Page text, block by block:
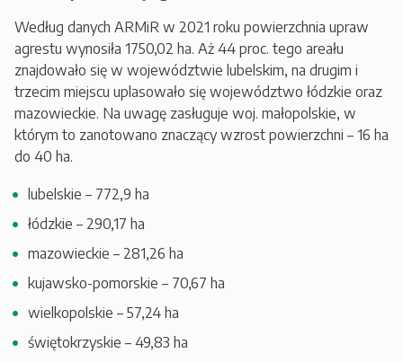
Według danych ARMiR w 2021 roku powierzchnia upraw
agrestu wynosiła 1750,02 ha. Aż 44 proc. tego areału
znajdowało się w województwie lubelskim, na drugim i
trzecim miejscu uplasowało się województwo łódzkie oraz
mazowieckie. Na uwagę zasługuje woj. małopolskie, w
którym to zanotowano znaczący wzrost powierzchni – 16 ha
do 40 ha.
lubelskie – 772,9 ha
łódzkie – 290,17 ha
mazowieckie – 281,26 ha
kujawsko-pomorskie – 70,67 ha
wielkopolskie – 57,24 ha
świętokrzyskie – 49,83 ha